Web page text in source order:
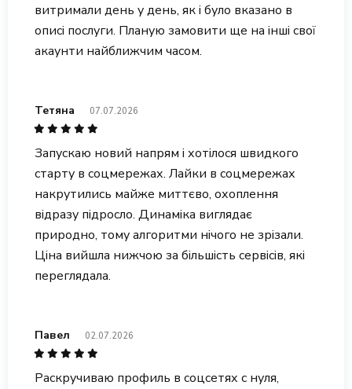
витримали день у день, як і було вказано в
описі послуги. Планую замовити ще на інші свої
акаунти найближчим часом.
Тетяна 07.07.2026
Запускаю новий напрям і хотілося швидкого
старту в соцмережах. Лайки в соцмережах
накрутились майже миттєво, охоплення
відразу підросло. Динаміка виглядає
природно, тому алгоритми нічого не зрізали.
Ціна вийшла нижчою за більшість сервісів, які
переглядала.
Павел 02.07.2026
Раскручиваю профиль в соцсетях с нуля,